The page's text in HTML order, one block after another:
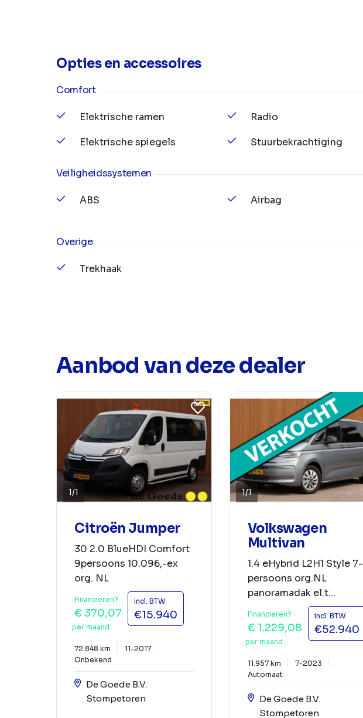
Opties en accessoires
Comfort
Elektrische ramen
Elektrische spiegels
Radio
Stuurbekrachtiging
Veiligheidssystemen
ABS Airbag
Overige
Trekhaak
Aanbod van deze dealer
1/1
Citroën Jumper
30 2.0 BlueHDI Comfort
9persoons 10.096,-ex
org. NL
Financieren?
€ 370,07
per maand
incl. BTW
€15.940
72.848 km
11-2017
Onbekend
De Goede B.V.
Stompetoren
1/1
Volkswagen
Multivan
1.4 eHybrid L2H1 Style 7-
persoons org.NL
panoramadak el.t...
Financieren?
€ 1.229,08
per maand
incl. BTW
€52.940
11.957 km
7-2023
Automaat
De Goede B.V.
Stompetoren